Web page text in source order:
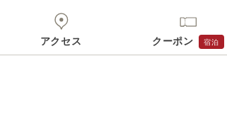
アクセス クーポン 宿泊